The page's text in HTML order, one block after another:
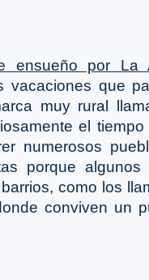
ensueño por La
vacaciones que
muy rural
el
numerosos
porque
como los
conviven un